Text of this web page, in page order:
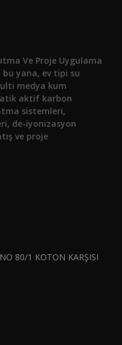
Ve Proje Uygulama
bu yana, ev tipi su
medya kum
aktif karbon
sistemleri,
de-iyonizasyon
ve proje
80/1 KOTON KARŞISI